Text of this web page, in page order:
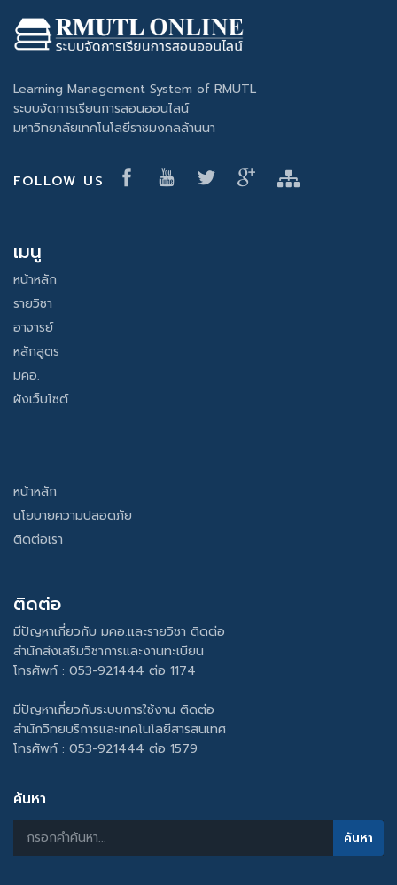
Learning Management System of RMUTL
ระบบจัดการเรียนการสอนออนไลน์
มหาวิทยาลัยเทคโนโลยีราชมงคลล้านนา
FOLLOW US
เมนู
หน้าหลัก
รายวิชา
อาจารย์
หลักสูตร
มคอ.
ผังเว็บไซต์
หน้าหลัก
นโยบายความปลอดภัย
ติดต่อเรา
ติดต่อ
มีปัญหาเกี่ยวกับ มคอ.และรายวิชา ติดต่อ
สำนักส่งเสริมวิชาการและงานทะเบียน
โทรศัพท์ : 053-921444 ต่อ 1174
มีปัญหาเกี่ยวกับระบบการใช้งาน ติดต่อ
สำนักวิทยบริการและเทคโนโลยีสารสนเทศ
โทรศัพท์ : 053-921444 ต่อ 1579
ค้นหา